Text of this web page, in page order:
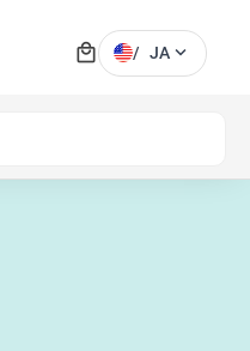
local_mall / JA expand_more